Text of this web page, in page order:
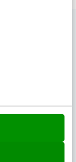
00:00